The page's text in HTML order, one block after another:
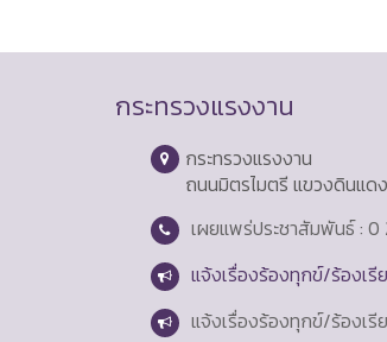
กระทรวงแรงงาน
กระทรวงแรงงาน
ถนนมิตรไมตรี แขวงดินแ
เผยแพร่ประชาสัมพันธ์ : 0
แจ้งเรื่องร้องทุกข์/ร้องเรี
แจ้งเรื่องร้องทุกข์/ร้องเรี